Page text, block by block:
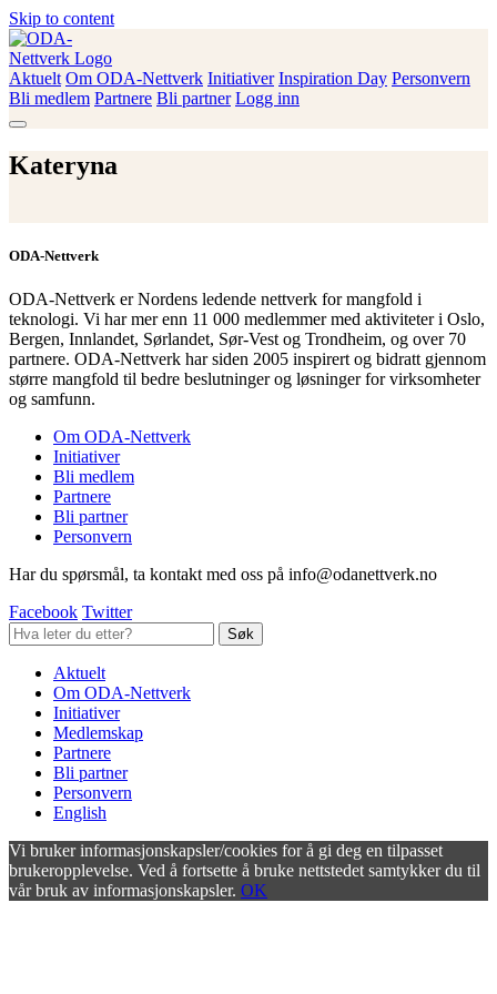
Skip to content
ODA-Nettverk
Aktuelt Om ODA-Nettverk Initiativer Inspiration Day Personvern
Bli medlem Partnere Bli partner Logg inn
Kateryna
ODA-Nettverk
ODA-Nettverk er Nordens ledende nettverk for mangfold i
teknologi. Vi har mer enn 11 000 medlemmer med aktiviteter i Oslo,
Bergen, Innlandet, Sørlandet, Sør-Vest og Trondheim, og over 70
partnere. ODA-Nettverk har siden 2005 inspirert og bidratt gjennom
større mangfold til bedre beslutninger og løsninger for virksomheter
og samfunn.
Om ODA-Nettverk
Initiativer
Bli medlem
Partnere
Bli partner
Personvern
Har du spørsmål, ta kontakt med oss på info@odanettverk.no
Facebook Twitter
Aktuelt
Om ODA-Nettverk
Initiativer
Medlemskap
Partnere
Bli partner
Personvern
English
Vi bruker informasjonskapsler/cookies for å gi deg en tilpasset
brukeropplevelse. Ved å fortsette å bruke nettstedet samtykker du til
vår bruk av informasjonskapsler. OK